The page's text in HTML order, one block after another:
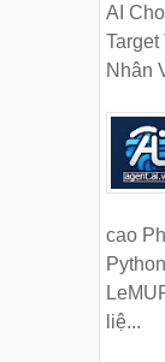
AI
Target
Nhân
cao
liệ...